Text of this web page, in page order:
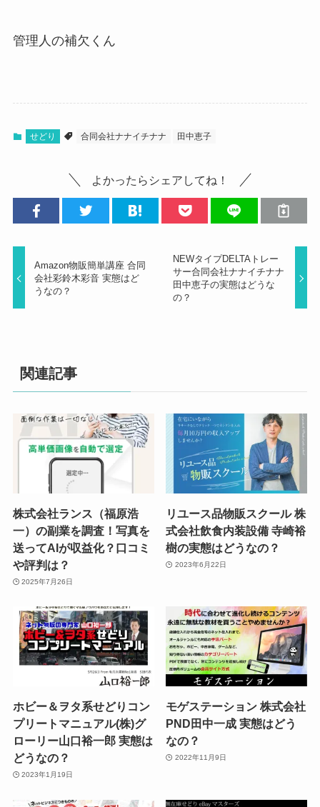
管理人の補欠くん
せどり 合同会社ナナイチナナ 田中恵子
よかったらシェアしてね！
Amazon物販簡単講座 合同
会社彩鈴木彩音 実態はど
うなの？
NEWタイプDELTAトレー
サー合同会社ナナイチナナ
田中恵子の実態はどうな
の？
関連記事
株式会社ランス（福原浩
一）の副業を調査！写真を
送ってAIが収益化？口コミ
や評判は？
2025年7月26日
リユース品物販スクール 株
式会社飲食内装設備 寺崎裕
樹の実態はどうなの？
2023年6月22日
ホビー＆ヲタ系せどりコン
プリートマニュアル(株)グ
ローリー山口裕一郎 実態は
どうなの？
2023年1月19日
モゲステーション 株式会社
PND田中一成 実態はどう
なの？
2022年11月9日